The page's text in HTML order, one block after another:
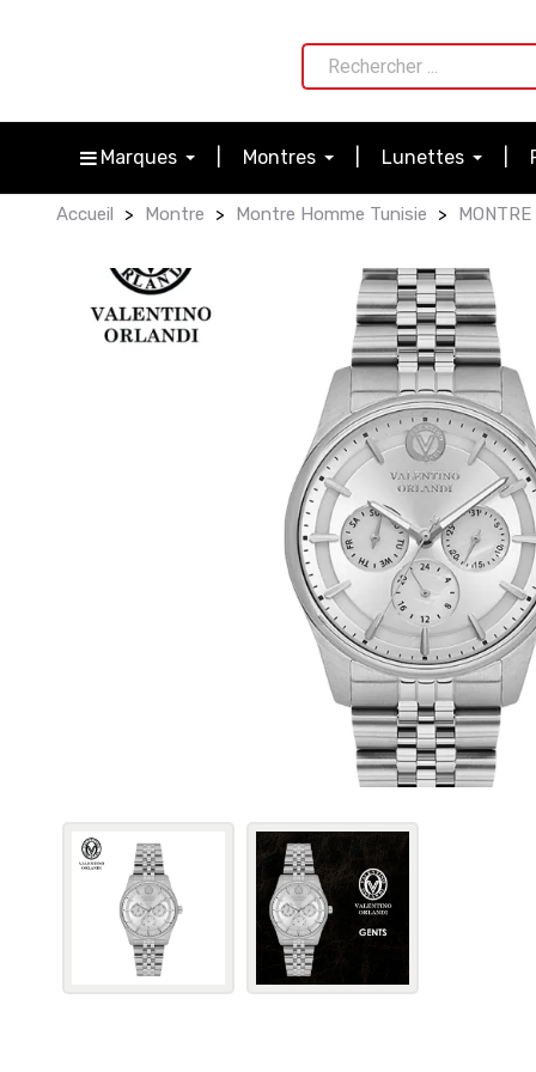
Marques Montres Lunettes
Accueil Montre Montre Homme Tunisie